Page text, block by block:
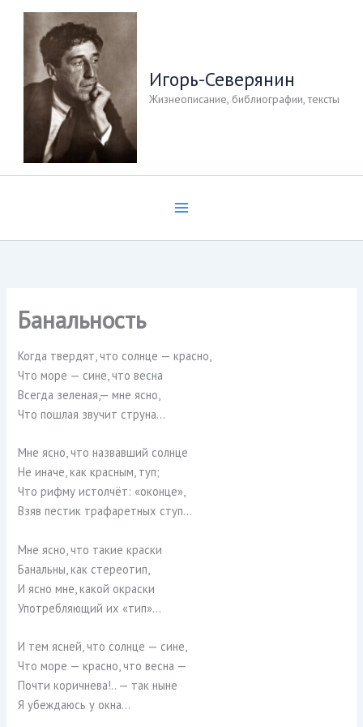
Перейти
содержимому
Игорь-Северянин
Жизнеописание, библиографии, тексты
Банальность
Когда твердят, что солнце — красно,
Что море — сине, что весна
Всегда зеленая,— мне ясно,
Что пошлая звучит струна…
Мне ясно, что назвавший солнце
Не иначе, как красным, туп;
Что рифму истолчёт: «оконце»,
Взяв пестик трафаретных ступ…
Мне ясно, что такие краски
Банальны, как стереотип,
И ясно мне, какой окраски
Употребляющий их «тип»…
И тем ясней, что солнце — сине,
Что море — красно, что весна —
Почти коричнева!.. — так ныне
Я убеждаюсь у окна…